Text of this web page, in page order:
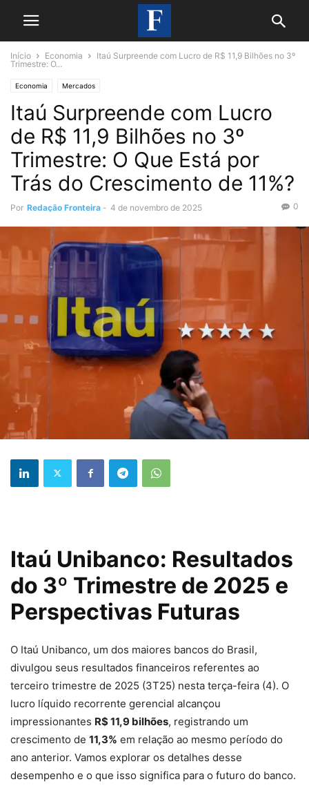
Início Economia
Itaú Surpreende com Lucro de R$ 11,9 Bilhões no 3º
Trimestre: O...
Economia Mercados
Itaú Surpreende com Lucro
de R$ 11,9 Bilhões no 3º
Trimestre: O Que Está por
Trás do Crescimento de 11%?
Por Redação Fronteira - 4 de novembro de 2025 0
Itaú Unibanco: Resultados
do 3º Trimestre de 2025 e
Perspectivas Futuras
O Itaú Unibanco, um dos maiores bancos do Brasil,
divulgou seus resultados financeiros referentes ao
terceiro trimestre de 2025 (3T25) nesta terça-feira (4). O
lucro líquido recorrente gerencial alcançou
impressionantes R$ 11,9 bilhões, registrando um
crescimento de 11,3% em relação ao mesmo período do
ano anterior. Vamos explorar os detalhes desse
desempenho e o que isso significa para o futuro do banco.